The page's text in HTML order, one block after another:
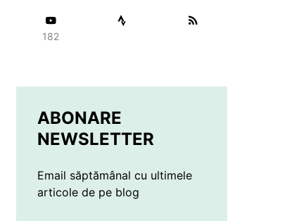
182
ABONARE
NEWSLETTER
Email săptămânal cu ultimele
articole de pe blog